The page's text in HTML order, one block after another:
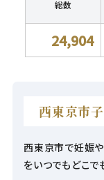
総数
24,904
西東京市
西東京市で妊娠
をいつでもどこで